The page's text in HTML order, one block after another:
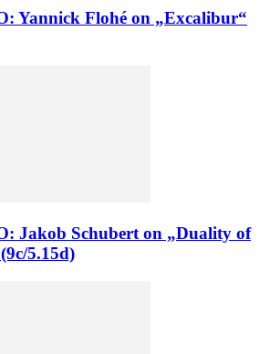
Yannick Flohé on „Excalibur“
Jakob Schubert on „Duality of
5.15d)